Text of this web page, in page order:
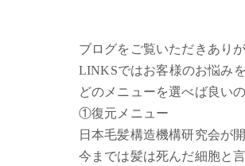
ブログをご覧いただきあり
LINKSではお客様のお悩み
どのメニューを選べば良い
①復元メニュー
日本毛髪構造機構研究会が
今までは髪は死んだ細胞と